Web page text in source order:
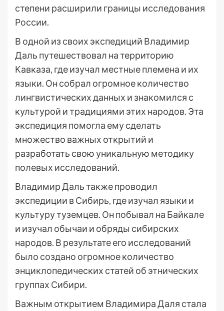
степени расширили границы исследования
России.
В одной из своих экспедиций Владимир
Даль путешествовал на территорию
Кавказа, где изучал местные племена и их
языки. Он собрал огромное количество
лингвистических данных и знакомился с
культурой и традициями этих народов. Эта
экспедиция помогла ему сделать
множество важных открытий и
разработать свою уникальную методику
полевых исследований.
Владимир Даль также проводил
экспедиции в Сибирь, где изучал языки и
культуру туземцев. Он побывал на Байкале
и изучал обычаи и обряды сибирских
народов. В результате его исследований
было создано огромное количество
энциклопедических статей об этнических
группах Сибири.
Важным открытием Владимира Даля стала